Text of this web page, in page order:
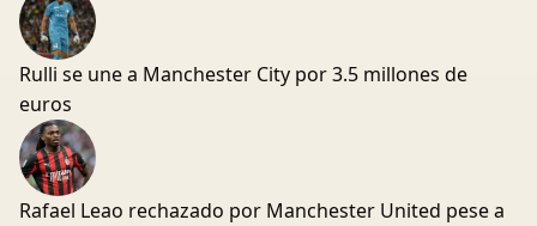
Rulli se une a Manchester City por 3.5 millones de
euros
Rafael Leao rechazado por Manchester United pese a